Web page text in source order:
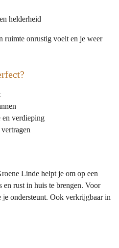
helderheid
ruimte onrustig voelt en je weer
en verdieping
Linde helpt je om op een
en rust in huis te brengen. Voor
je ondersteunt. Ook verkrijgbaar in